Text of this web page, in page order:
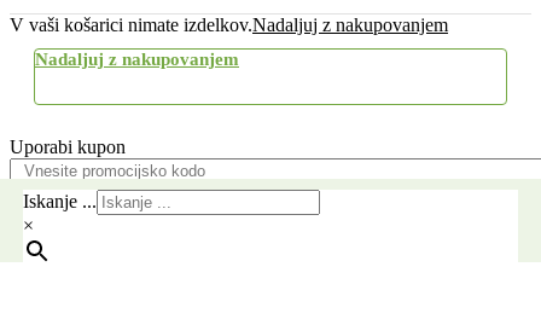
Iskanje ...
×
V vaši košarici nimate izdelkov.Nadaljuj z nakupovanjem
Nadaljuj z nakupovanjem
Uporabi kupon
Pošlji